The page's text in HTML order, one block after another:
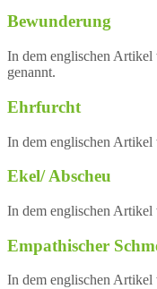
Bewunderung
In dem englischen
genannt.
Ehrfurcht
In dem englischen
Ekel/ Abscheu
In dem englischen Artikel
Empathischer
In dem englischen